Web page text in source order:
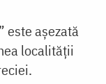
este așezată
localității